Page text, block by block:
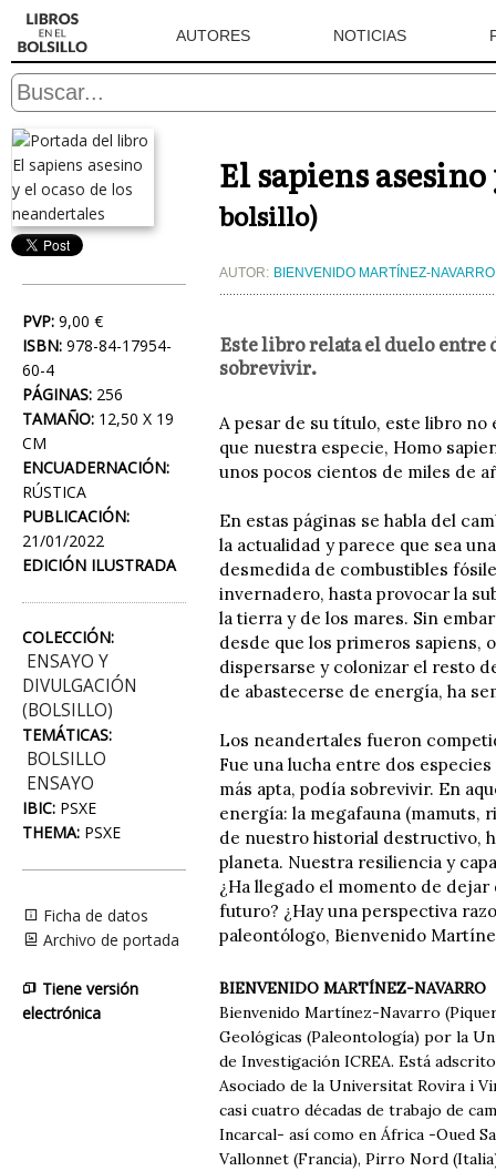
AUTORES NOTICIAS
PVP: 9,00 €
ISBN: 978-84-17954-
60-4
PÁGINAS: 256
TAMAÑO: 12,50 X 19
CM
ENCUADERNACIÓN:
RÚSTICA
PUBLICACIÓN:
21/01/2022
EDICIÓN ILUSTRADA
COLECCIÓN:
ENSAYO Y
DIVULGACIÓN
(BOLSILLO)
TEMÁTICAS:
BOLSILLO
ENSAYO
IBIC: PSXE
THEMA: PSXE
Ficha de datos
Archivo de portada
Tiene versión
electrónica
El sapiens
bolsillo)
AUTOR: BIENVENIDO MARTÍNEZ-NAVARRO
Este libro relata el duelo entre
sobrevivir.
A pesar de su título, este libro
que nuestra especie, Homo
unos pocos cientos de miles de
En estas páginas se habla del
la actualidad y parece que sea
desmedida de combustibles
invernadero, hasta provocar la
la tierra y de los mares. Sin
desde que los primeros sapiens,
dispersarse y colonizar el resto
de abastecerse de energía, ha
Los neandertales fueron
Fue una lucha entre dos
más apta, podía sobrevivir. En
energía: la megafauna (mamuts,
de nuestro historial destructivo,
planeta. Nuestra resiliencia y
¿Ha llegado el momento de
futuro? ¿Hay una perspectiva
paleontólogo, Bienvenido
BIENVENIDO MARTÍNEZ-NAVARRO
Bienvenido Martínez-Navarro
Geológicas (Paleontología) por la
de Investigación ICREA. Está
Asociado de la Universitat Rovira i
casi cuatro décadas de trabajo de
Incarcal- así como en África -Oued
Vallonnet (Francia), Pirro Nord